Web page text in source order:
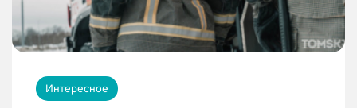
Интересное